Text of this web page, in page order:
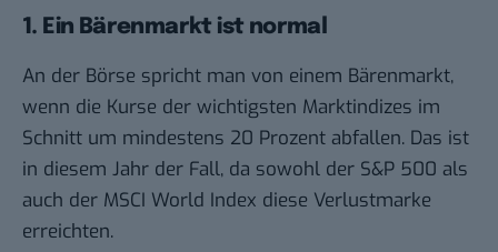
1. Ein Bärenmarkt ist normal
An der Börse spricht man von einem Bärenmarkt,
wenn die Kurse der wichtigsten Marktindizes im
Schnitt um mindestens 20 Prozent abfallen. Das ist
in diesem Jahr der Fall, da sowohl der S&P 500 als
auch der MSCI World Index diese Verlustmarke
erreichten.